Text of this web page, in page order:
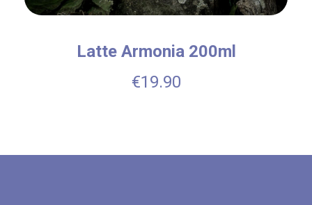
Latte Armonia 200ml
€19.90